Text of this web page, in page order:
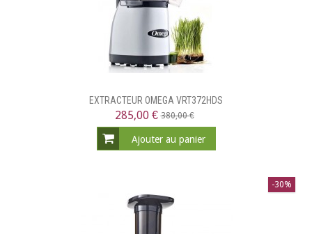
EXTRACTEUR OMEGA VRT372HDS
285,00 €380,00 €
Ajouter au panier
-30%